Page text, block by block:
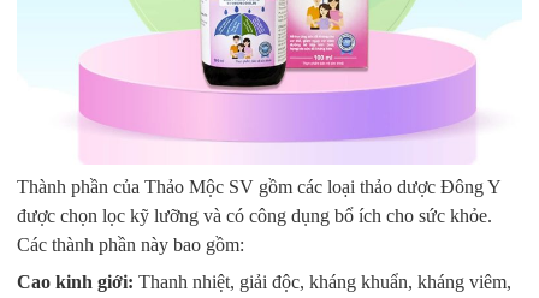
Thành phần của Thảo Mộc SV gồm các loại thảo dược Đông Y
được chọn lọc kỹ lưỡng và có công dụng bổ ích cho sức khỏe.
Các thành phần này bao gồm:
Cao kinh giới: Thanh nhiệt, giải độc, kháng khuẩn, kháng viêm,